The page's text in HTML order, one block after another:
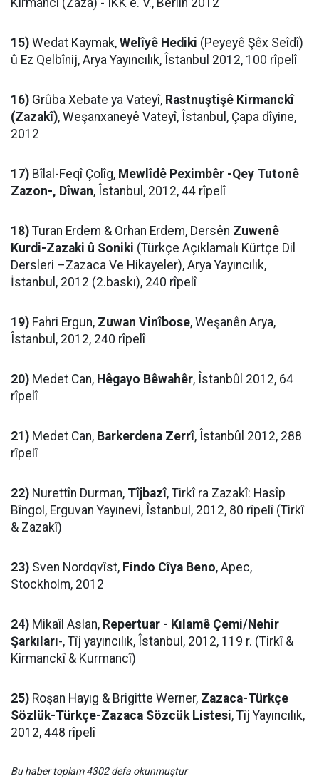
15) Wedat Kaymak, Welîyê Hediki (Peyeyê Şêx Seîdî)
û Ez Qelbînij, Arya Yayıncılık, Îstanbul 2012, 100 rîpelî
16) Grûba Xebate ya Vateyî, Rastnuştişê Kirmanckî
(Zazakî), Weşanxaneyê Vateyî, Îstanbul, Çapa dîyine,
2012
17) Bîlal-Feqî Çolîg, Mewlîdê Peximbêr -Qey Tutonê
Zazon-, Dîwan, Îstanbul, 2012, 44 rîpelî
18) Turan Erdem & Orhan Erdem, Dersên Zuwenê
Kurdi-Zazaki û Soniki (Türkçe Açıklamalı Kürtçe Dil
Dersleri –Zazaca Ve Hikayeler), Arya Yayıncılık,
İstanbul, 2012 (2.baskı), 240 rîpelî
19) Fahri Ergun, Zuwan Vinîbose, Weşanên Arya,
Îstanbul, 2012, 240 rîpelî
20) Medet Can, Hêgayo Bêwahêr, Îstanbûl 2012, 64
rîpelî
21) Medet Can, Barkerdena Zerrî, Îstanbûl 2012, 288
rîpelî
22) Nurettîn Durman, Tîjbazî, Tirkî ra Zazakî: Hasîp
Bîngol, Erguvan Yayınevi, Îstanbul, 2012, 80 rîpelî (Tirkî
& Zazakî)
23) Sven Nordqvîst, Findo Cîya Beno, Apec,
Stockholm, 2012
24) Mikaîl Aslan, Repertuar - Kılamê Çemi/Nehir
Şarkıları-, Tîj yayıncılık, Îstanbul, 2012, 119 r. (Tirkî &
Kirmanckî & Kurmancî)
25) Roşan Hayıg & Brigitte Werner, Zazaca-Türkçe
Sözlük-Türkçe-Zazaca Sözcük Listesi, Tîj Yayıncılık,
2012, 448 rîpelî
Bu haber toplam 4302 defa okunmuştur